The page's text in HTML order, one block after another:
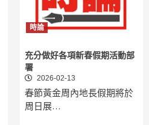
時論
充分做好各項新春假期活動部
署
2026-02-13
春節黃金周內地長假期將於
周日展…